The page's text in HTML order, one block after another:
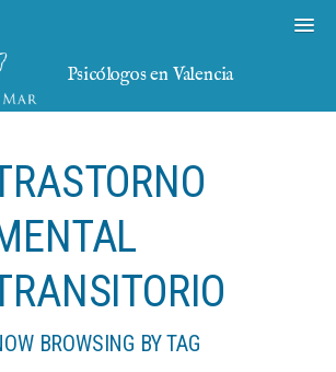
Psicólogos en Valencia
BROWSING BY TAG